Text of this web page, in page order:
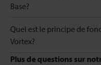
Base?
Quel est le principe de
Vortex?
Plus de questions sur